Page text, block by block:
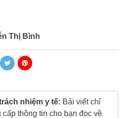
Thị Bình
nhiệm y tế: Bài viết chỉ
cấp thông tin cho bạn đọc về